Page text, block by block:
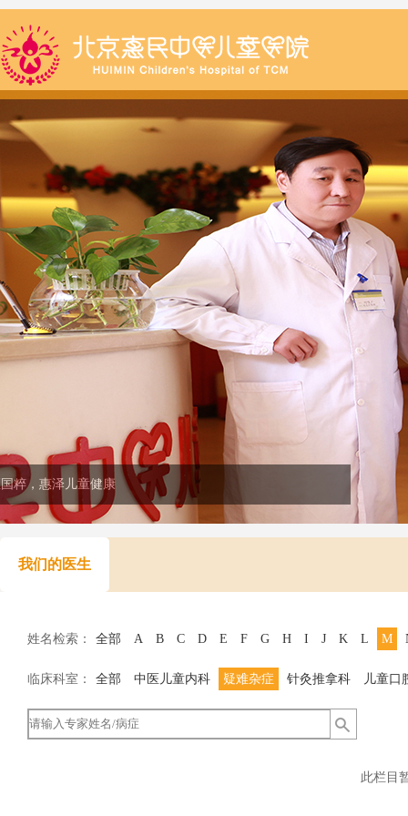
粹，惠泽儿童健康
我们的医生
姓名检索： 全部 A B C D E F G H I J K L M
临床科室： 全部 中医儿童内科 疑难杂症 针灸推拿科 儿童口
此栏目